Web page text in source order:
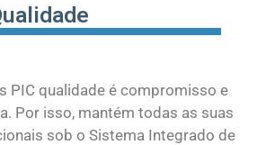
PIC qualidade é compromisso e
Por isso, mantém todas as suas
sob o Sistema Integrado de